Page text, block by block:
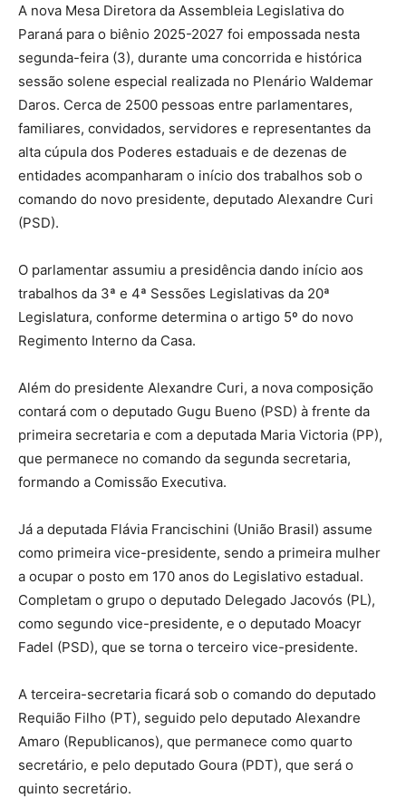
A nova Mesa Diretora da Assembleia Legislativa do
Paraná para o biênio 2025-2027 foi empossada nesta
segunda-feira (3), durante uma concorrida e histórica
sessão solene especial realizada no Plenário Waldemar
Daros. Cerca de 2500 pessoas entre parlamentares,
familiares, convidados, servidores e representantes da
alta cúpula dos Poderes estaduais e de dezenas de
entidades acompanharam o início dos trabalhos sob o
comando do novo presidente, deputado Alexandre Curi
(PSD).
O parlamentar assumiu a presidência dando início aos
trabalhos da 3ª e 4ª Sessões Legislativas da 20ª
Legislatura, conforme determina o artigo 5º do novo
Regimento Interno da Casa.
Além do presidente Alexandre Curi, a nova composição
contará com o deputado Gugu Bueno (PSD) à frente da
primeira secretaria e com a deputada Maria Victoria (PP),
que permanece no comando da segunda secretaria,
formando a Comissão Executiva.
Já a deputada Flávia Francischini (União Brasil) assume
como primeira vice-presidente, sendo a primeira mulher
a ocupar o posto em 170 anos do Legislativo estadual.
Completam o grupo o deputado Delegado Jacovós (PL),
como segundo vice-presidente, e o deputado Moacyr
Fadel (PSD), que se torna o terceiro vice-presidente.
A terceira-secretaria ficará sob o comando do deputado
Requião Filho (PT), seguido pelo deputado Alexandre
Amaro (Republicanos), que permanece como quarto
secretário, e pelo deputado Goura (PDT), que será o
quinto secretário.